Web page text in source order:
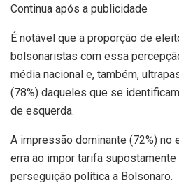
Continua após a publicidade
É notável que a proporção de
bolsonaristas com essa
média nacional e, também,
(78%) daqueles que se
de esquerda.
A impressão dominante (72%) no
erra ao impor tarifa supostamente
perseguição política a Bolsonaro.